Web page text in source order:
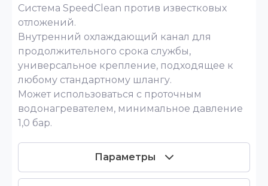
Система SpeedClean против известковых
отложений.
Внутренний охлаждающий канал для
продолжительного срока службы,
универсальное крепление, подходящее к
любому стандартному шлангу.
Может использоваться с проточным
водонагревателем, минимальное давление
1,0 бар.
Параметры